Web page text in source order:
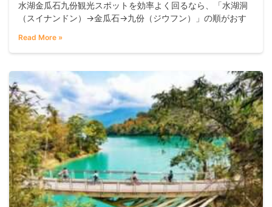
水湖金瓜石九份観光スポットを効率よく回るなら、「水湖洞
（スイナンドン）→金瓜石→九份（ジウフン）」の順がおす
いており、九份は夕方以降に訪れると赤いランタンが灯り始
めて格別の雰囲気になります。ファミリー、カップル、歴史
好きまで幅広く楽しめるルートで、
Read More »